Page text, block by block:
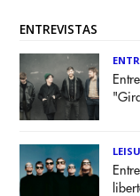
ENTREVISTAS